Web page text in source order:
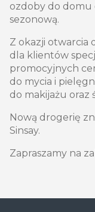
ozdoby do domu
sezonową.
Z okazji otwarcia
dla klientów
promocyjnych
do mycia i
do makijażu oraz
Nową drogerię
Sinsay.
Zapraszamy na